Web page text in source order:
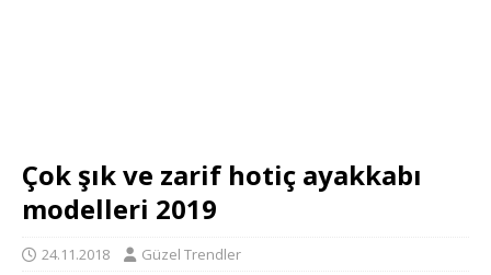
Çok şık ve zarif hotiç ayakkabı
modelleri 2019
24.11.2018 Güzel Trendler